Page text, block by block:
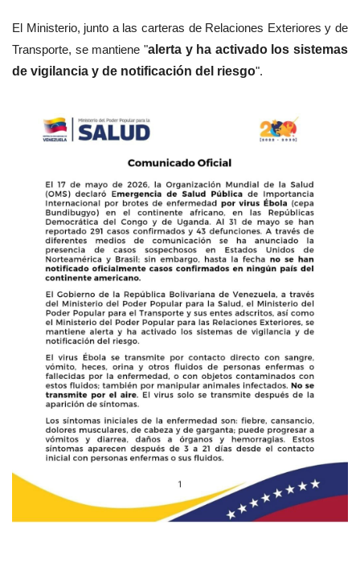
El Ministerio, junto a las carteras de Relaciones Exteriores y de
Transporte, se mantiene "alerta y ha activado los sistemas
de vigilancia y de notificación del riesgo".